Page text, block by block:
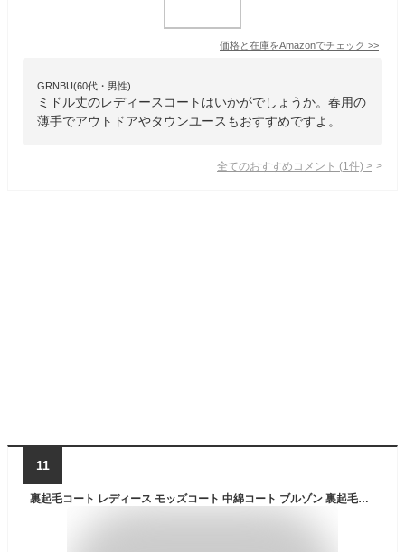
価格と在庫をAmazonでチェック >>
GRNBU(60代・男性)
ミドル丈のレディースコートはいかがでしょうか。春用の
薄手でアウトドアやタウンユースもおすすめですよ。
全てのおすすめコメント (1 件) >
11
裏起毛コート レディース モッズコート 中綿コート ブルゾン 裏起毛アウター 冬物 保暖 ショート丈 キルティング 無地 長袖 前開き フード付き アウトドア ゆったり カジュアル シンプル